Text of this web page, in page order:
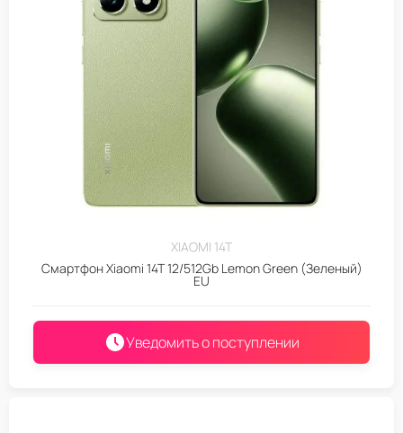
XIAOMI 14T
Смартфон Xiaomi 14T 12/512Gb Lemon Green (Зеленый)
EU
Уведомить о поступлении